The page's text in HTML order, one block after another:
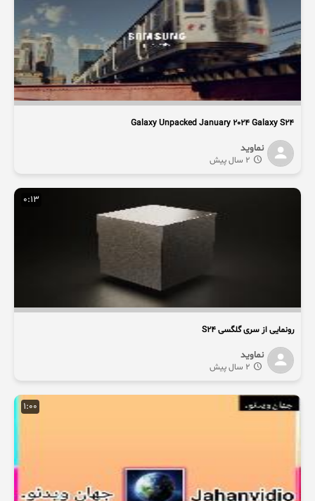
Galaxy Unpacked January 2024 Galaxy S24
نماوید
0:13
رونمایی از سری گلگسی S24
نماوید
1:00